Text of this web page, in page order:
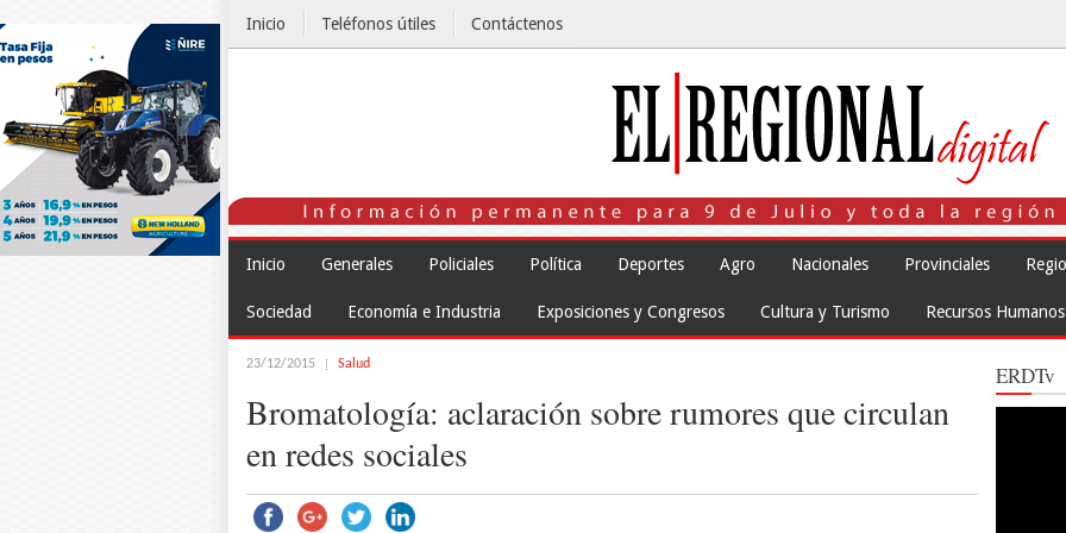
Inicio Teléfonos útiles Contáctenos
Inicio Generales Policiales Política Deportes Agro Nacionales Provinciales
Sociedad Economía e Industria Exposiciones y Congresos Cultura y Turismo Recursos Humanos
23/12/2015 Salud
Bromatología: aclaración sobre rumores que circulan
en redes sociales
ERDTv